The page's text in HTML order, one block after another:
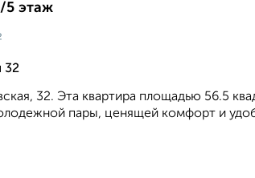
5 этаж
32
32. Эта квартира площадью 56.5
пары, ценящей комфорт и